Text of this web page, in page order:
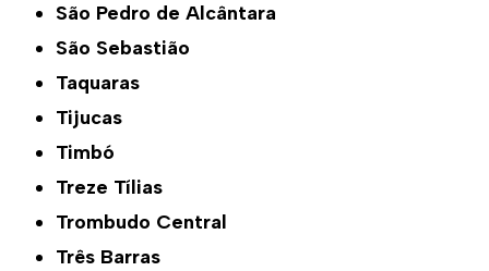
São Pedro de Alcântara
São Sebastião
Taquaras
Tijucas
Timbó
Treze Tílias
Trombudo Central
Três Barras